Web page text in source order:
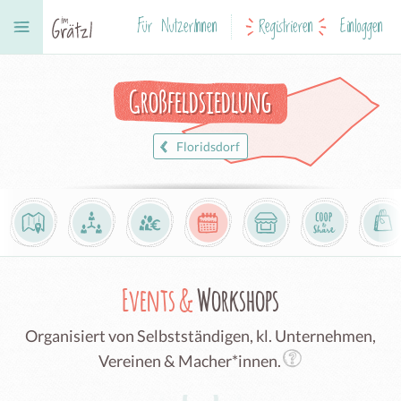
Für NutzerInnen Registrieren Einloggen
Großfeldsiedlung
Floridsdorf
Events &Workshops
Organisiert von Selbstständigen, kl. Unternehmen,
Vereinen & Macher*innen.